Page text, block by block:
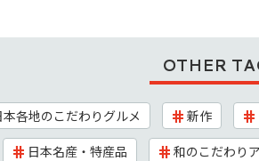
OTHER
本各地のこだわりグルメ 新作
日本名産・特産品 和のこだわり